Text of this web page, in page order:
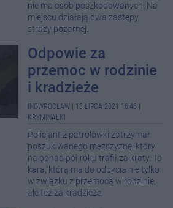
nie ma osób poszkodowanych. Na
miejscu działają dwa zastępy
straży pożarnej.
Odpowie za
przemoc w rodzinie
i kradzieże
INOWROCŁAW 13 LIPCA 2021 16:46
KRYMINAŁKI
Policjant z patrolówki zatrzymał
poszukiwanego mężczyznę, który
na ponad pół roku trafił za kraty. To
kara, którą ma do odbycia nie tylko
w związku z przemocą w rodzinie,
ale też za kradzieże.